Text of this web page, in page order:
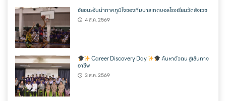
ชัยชนะอันน่าภาคภูมิใจของทีมบาสเกตบอลโรงเรียนวัดสังเวช
4 ส.ค. 2569
Career Discovery Day
ค้นหาตัวตน สู่เส้นทาง
อาชีพ
3 ส.ค. 2569